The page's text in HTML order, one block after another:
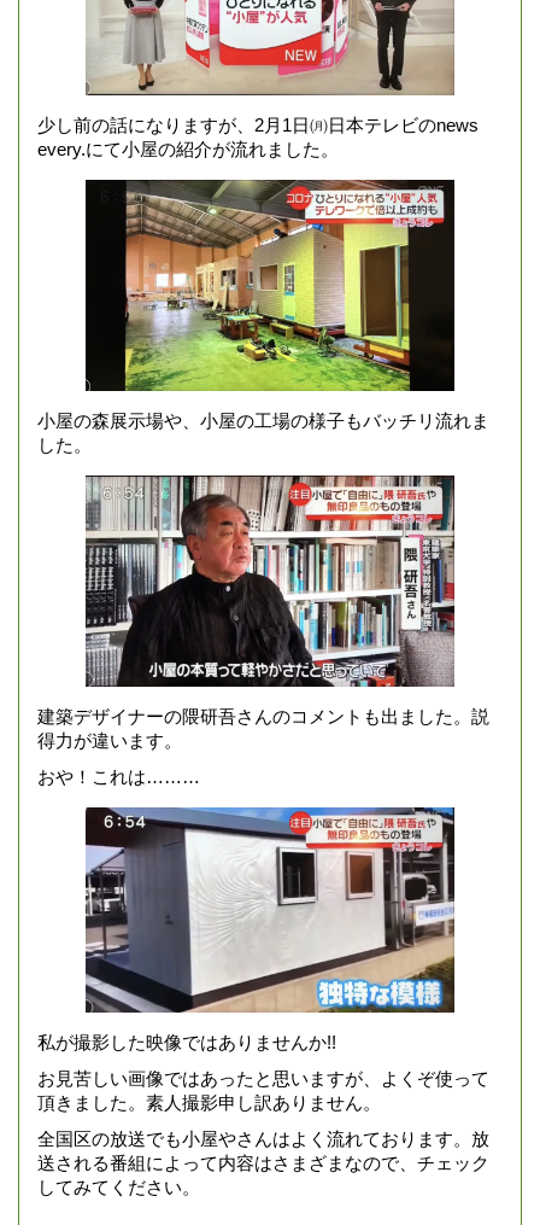
少し前の話になりますが、2月1日㈪日本テレビのnews
every.にて小屋の紹介が流れました。
小屋の森展示場や、小屋の工場の様子もバッチリ流れま
した。
建築デザイナーの隈研吾さんのコメントも出ました。説
得力が違います。
おや！これは………
私が撮影した映像ではありませんか!!
お見苦しい画像ではあったと思いますが、よくぞ使って
頂きました。素人撮影申し訳ありません。
全国区の放送でも小屋やさんはよく流れております。放
送される番組によって内容はさまざまなので、チェック
してみてください。